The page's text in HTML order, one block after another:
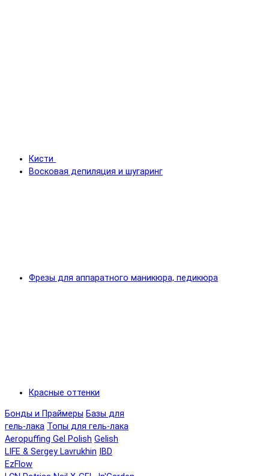
Кисти
Восковая депиляция и шугаринг
Фрезы для аппаратного маникюра, педикюра
Красные оттенки
Бонды и Праймеры Базы для
гель-лака Топы для гель-лака
Aeropuffing Gel Polish Gelish
LIFE & Sergey Lavrukhin
IBD
EzFlow